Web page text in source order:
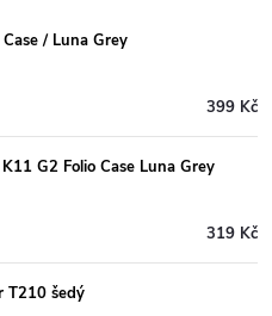
/ Luna Grey
399 Kč
G2 Folio Case Luna Grey
319 Kč
T210 šedý